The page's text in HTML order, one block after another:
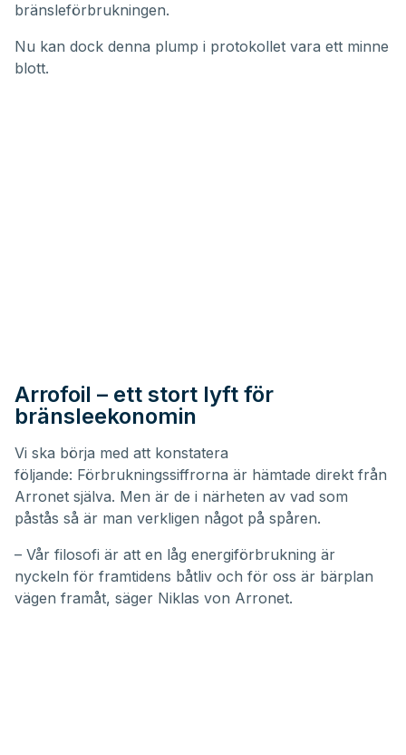
bränsleförbrukningen.
Nu kan dock denna plump i protokollet vara ett minne
blott.
Arrofoil – ett stort lyft för
bränsleekonomin
Vi ska börja med att konstatera
följande: Förbrukningssiffrorna är hämtade direkt från
Arronet själva. Men är de i närheten av vad som
påstås så är man verkligen något på spåren.
– Vår filosofi är att en låg energiförbrukning är
nyckeln för framtidens båtliv och för oss är bärplan
vägen framåt, säger Niklas von Arronet.